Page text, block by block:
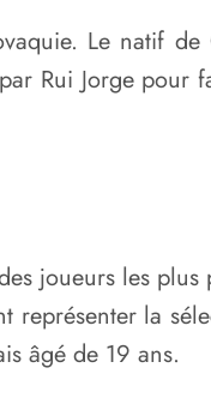
Le natif de
Rui Jorge pour
joueurs les plus
représenter la
âgé de 19 ans.